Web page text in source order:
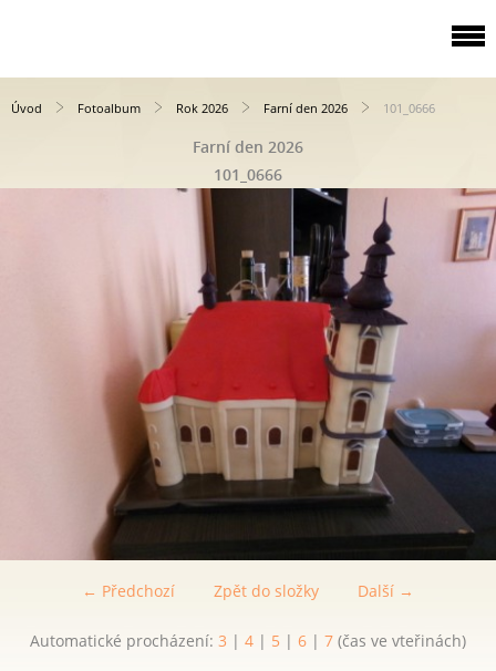
Úvod Fotoalbum Rok 2026 Farní den 2026 101_0666
Farní den 2026
101_0666
← Předchozí Další →
Zpět do složky
Automatické procházení: 3 | 4 | 5 | 6 | 7 (čas ve vteřinách)